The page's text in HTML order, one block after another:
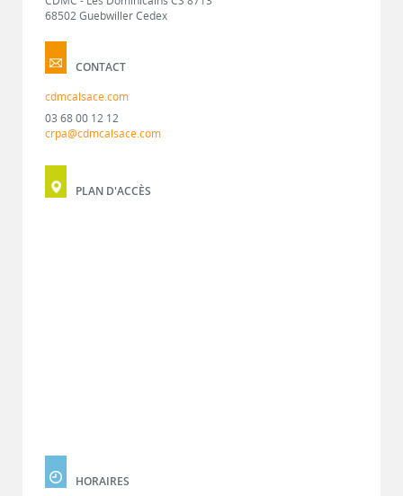
68502 Guebwiller Cedex
CONTACT
cdmcalsace.com
03 68 00 12 12
crpa@cdmcalsace.com
PLAN D'ACCÈS
HORAIRES